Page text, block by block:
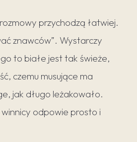
przychodzą łatwiej.
znawców”. Wystarczy
to białe jest tak świeże,
czemu musujące ma
jak długo leżakowało.
odpowie prosto i